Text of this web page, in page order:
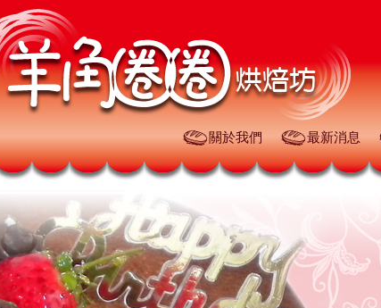
關於我們 最新消息